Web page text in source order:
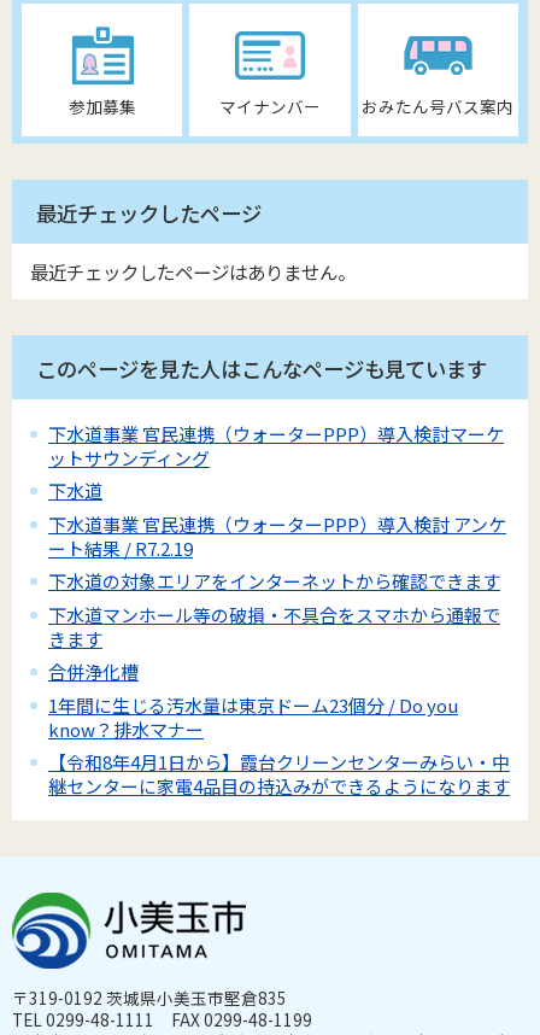
参加募集 マイナンバー おみたん号バス案内
最近チェックしたページ
最近チェックしたページはありません。
このページを見た人はこんなページも見ています
下水道事業 官民連携（ウォーターPPP）導入検討マーケ
ットサウンディング
下水道
下水道事業 官民連携（ウォーターPPP）導入検討 アンケ
ート結果 / R7.2.19
下水道の対象エリアをインターネットから確認できます
下水道マンホール等の破損・不具合をスマホから通報で
きます
合併浄化槽
1年間に生じる汚水量は東京ドーム23個分 / Do you
know？排水マナー
【令和8年4月1日から】霞台クリーンセンターみらい・中
継センターに家電4品目の持込みができるようになります
〒319-0192 茨城県小美玉市堅倉835
TEL 0299-48-1111 FAX 0299-48-1199